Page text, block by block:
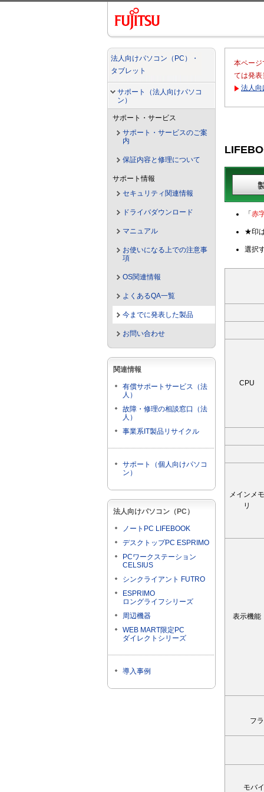
法人向けパソコン（PC）・
タブレット
サポート（法人向けパソコ
ン）
サポート・サービス
サポート・サービスのご案
内
保証内容と修理について
サポート情報
セキュリティ関連情報
ドライバダウンロード
マニュアル
お使いになる上での注意事
項
OS関連情報
よくあるQA一覧
今までに発表した製品
お問い合わせ
関連情報
有償サポートサービス（法
人）
故障・修理の相談窓口（法
人）
事業系IT製品リサイクル
サポート（個人向けパソコ
ン）
法人向けパソコン（PC）
ノートPC LIFEBOOK
デスクトップPC ESPRIMO
PCワークステーション
CELSIUS
シンクライアント FUTRO
ESPRIMO
ロングライフシリーズ
周辺機器
WEB MART限定PC
ダイレクトシリーズ
導入事例
本ペー
ては発表
法人向
「 赤
★印
選択
CPU
メインメモ
リ
表示機能
フ
モバ